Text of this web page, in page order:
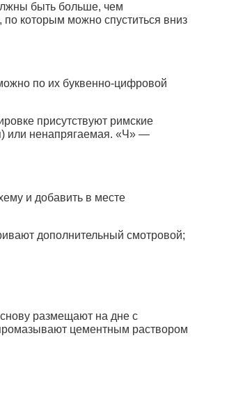
быть больше, чем
которым можно спуститься вниз
по их буквенно-цифровой
присутствуют римские
или ненапрягаемая. «Ч» —
и добавить в месте
дополнительный смотровой;
размещают на дне с
цементным раствором